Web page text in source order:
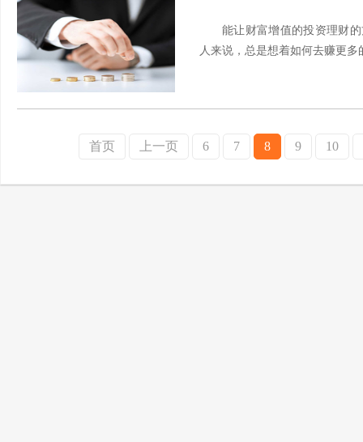
能让财富增值的投资理财
人来说，总是想着如何去赚更多
首页 上一页 6 7 8 9 10